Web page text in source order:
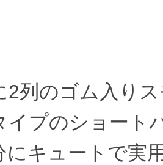
2列のゴム入り
イプのショート
にキュートで実